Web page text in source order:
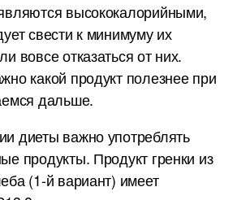
высококалорийными,
свести к минимуму их
вовсе отказаться от них.
какой продукт полезнее при
дальше.
диеты важно употреблять
продукты. Продукт гренки из
(1-й вариант) имеет